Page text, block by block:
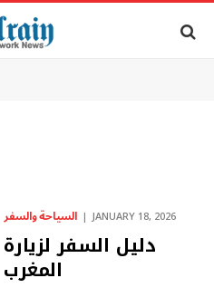
السياحة والسفر JANUARY 18, 2026
دليل السفر لزيارة
المغرب